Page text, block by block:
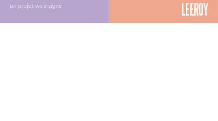
un projet web signé